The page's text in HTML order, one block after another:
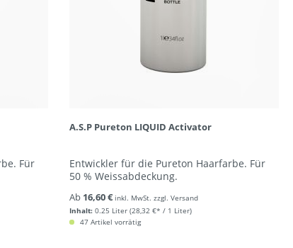
Für
A.S.P Pureton LIQUID Activator
Entwickler für die Pureton Haarfarbe. Für
50 % Weissabdeckung.
Inhalt: 0.25 Liter (28,32 €* / 1 Liter)
Ab 16,60 € inkl. MwSt. zzgl. Versand
47 Artikel vorrätig